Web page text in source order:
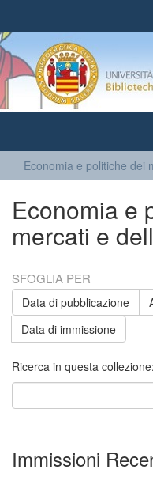
Economia e politiche dei
Economia e
mercati e
SFOGLIA PER
Data di pubblicazione
Data di immissione
Ricerca in questa collezione:
Immissioni